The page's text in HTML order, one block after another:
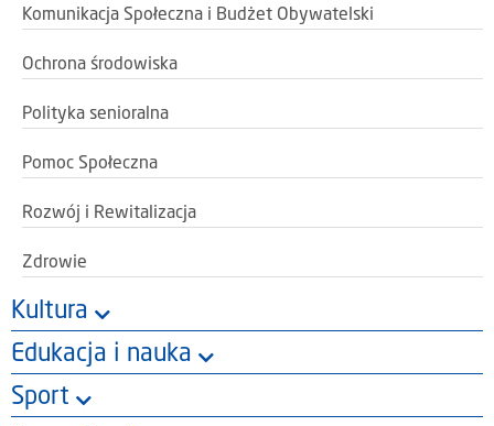
Komunikacja Społeczna i Budżet Obywatelski
Ochrona środowiska
Polityka senioralna
Pomoc Społeczna
Rozwój i Rewitalizacja
Zdrowie
Kultura
Edukacja i nauka
Sport